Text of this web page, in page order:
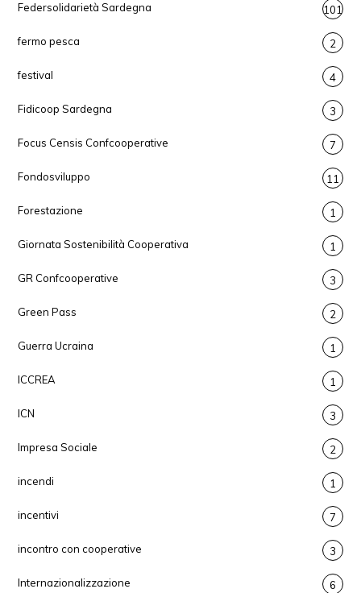
Federsolidarietà Sardegna 101
fermo pesca 2
festival 4
Fidicoop Sardegna 3
Focus Censis Confcooperative 7
Fondosviluppo 11
Forestazione 1
Giornata Sostenibilità Cooperativa 1
GR Confcooperative 3
Green Pass 2
Guerra Ucraina 1
ICCREA 1
ICN 3
Impresa Sociale 2
incendi 1
incentivi 7
incontro con cooperative 3
Internazionalizzazione 6